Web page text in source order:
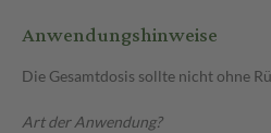
Anwendungshinweise
Die Gesamtdosis sollte nicht ohne
Art der Anwendung?